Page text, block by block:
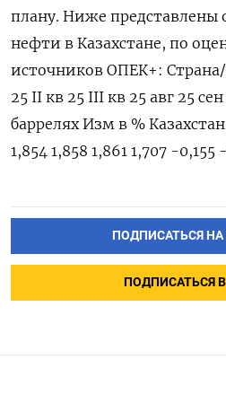
плану. Ниже представлены
нефти в Казахстане, по
источников ОПЕК+:
25 II кв 25 III кв 25 авг 25
баррелях Изм в % Казахстан
1,854 1,858 1,861 1,707 -0,155
ПОДПИСАТЬСЯ НА
ПОДПИСАТЬСЯ В